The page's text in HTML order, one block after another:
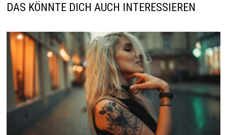
DAS KÖNNTE DICH AUCH INTERESSIEREN